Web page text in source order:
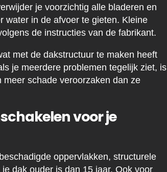
je voorzichtig alle bladeren en
water in de afvoer te gieten. Kleine
de instructies van de fabrikant.
met de dakstructuur te maken heeft
je meerdere problemen tegelijk ziet, is
schade veroorzaken dan ze
voor je
oppervlakken, structurele
dak ouder is dan 15 jaar. Ook voor